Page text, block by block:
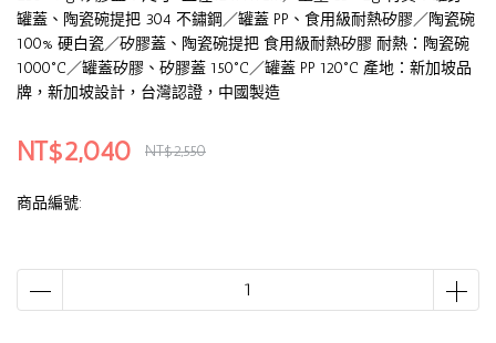
罐蓋、陶瓷碗提把 304 不鏽鋼／罐蓋 PP、食用級耐熱矽膠／陶瓷碗
100% 硬白瓷／矽膠蓋、陶瓷碗提把 食用級耐熱矽膠 耐熱：陶瓷碗
1000°C／罐蓋矽膠、矽膠蓋 150°C／罐蓋 PP 120°C 產地：新加坡品
牌，新加坡設計，台灣認證，中國製造
NT$2,040 NT$2,550
商品編號: